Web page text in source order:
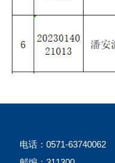
电话：0571-63740062